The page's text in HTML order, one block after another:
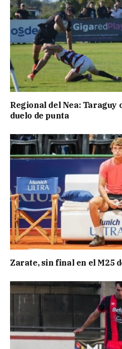
Regional del Nea: Taraguy
duelo de punta
Zarate, sin final en el M25